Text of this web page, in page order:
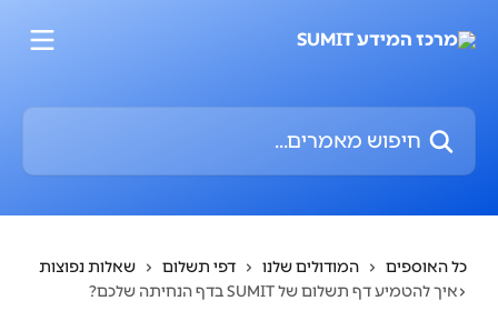
חיפוש מאמרים...
כל האוספים המודולים שלנו דפי תשלום
שאלות נפוצות
איך להטמיע דף תשלום של SUMIT בדף הנחיתה שלכם?